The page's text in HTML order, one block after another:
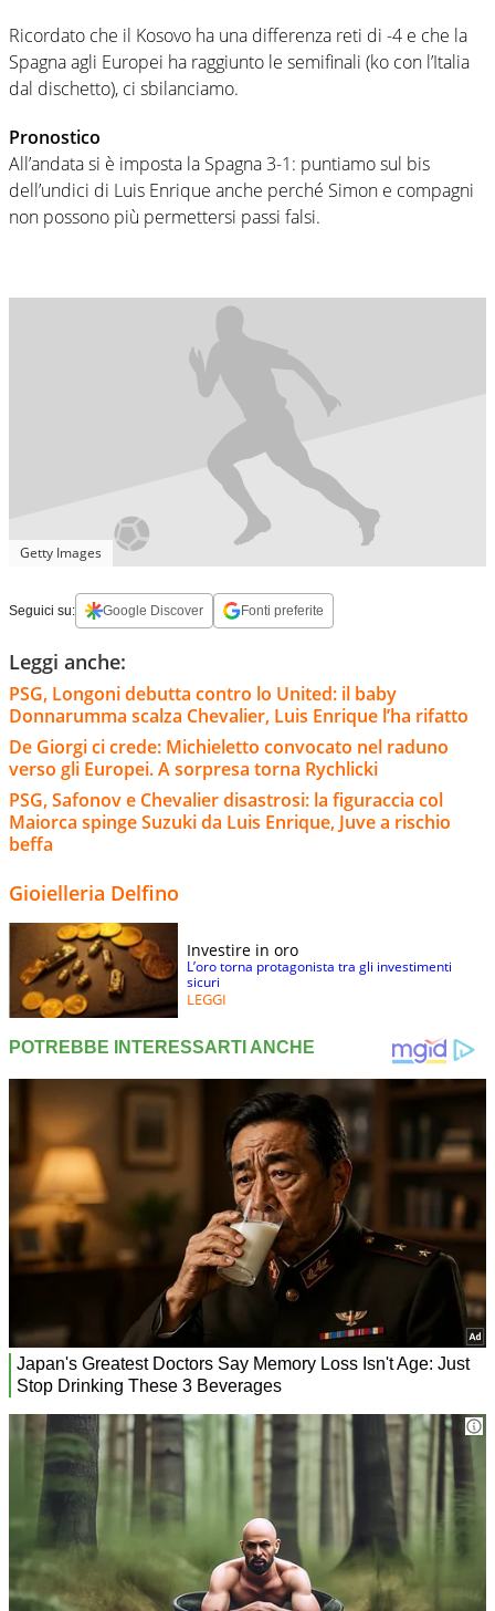
Ricordato che il Kosovo ha una differenza reti di -4 e che la
Spagna agli Europei ha raggiunto le semifinali (ko con l’Italia
dal dischetto), ci sbilanciamo.
Pronostico
All’andata si è imposta la Spagna 3-1: puntiamo sul bis
dell’undici di Luis Enrique anche perché Simon e compagni
non possono più permettersi passi falsi.
Getty Images
Seguici su: Google Discover Fonti preferite
Leggi anche:
PSG, Longoni debutta contro lo United: il baby
Donnarumma scalza Chevalier, Luis Enrique l’ha rifatto
De Giorgi ci crede: Michieletto convocato nel raduno
verso gli Europei. A sorpresa torna Rychlicki
PSG, Safonov e Chevalier disastrosi: la figuraccia col
Maiorca spinge Suzuki da Luis Enrique, Juve a rischio
beffa
Gioielleria Delfino
Investire in oro
L’oro torna protagonista tra gli investimenti
sicuri
LEGGI